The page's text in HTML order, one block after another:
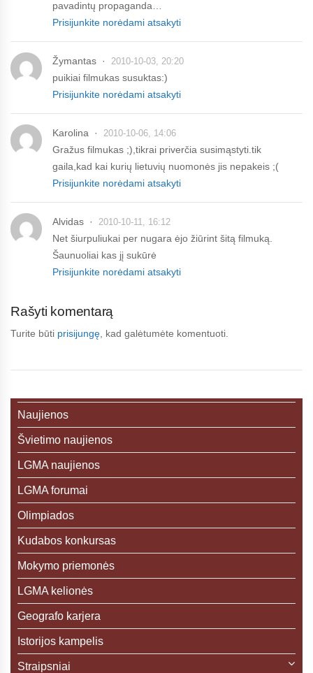
pavadintų propaganda…
Prisijunkite norėdami atsakyti
Žymantas 2010-10-03, 20:20
puikiai filmukas susuktas:)
Prisijunkite norėdami atsakyti
Karolina 2010-10-06, 14:06
Gražus filmukas ;),tikrai priverčia susimąstyti.tik
gaila,kad kai kurių lietuvių nuomonės jis nepakeis ;(
Prisijunkite norėdami atsakyti
Alvidas 2010-10-11, 16:12
Net šiurpuliukai per nugara ėjo žiūrint šitą filmuką.
Šaunuoliai kas jį sukūrė
Prisijunkite norėdami atsakyti
Rašyti komentarą
Turite būti prisijungę , kad galėtumėte komentuoti.
Naujienos
Švietimo naujienos
LGMA naujienos
LGMA forumai
Olimpiados
Kudabos konkursas
Mokymo priemonės
LGMA kelionės
Geografo karjera
Istorijos kampelis
Straipsniai